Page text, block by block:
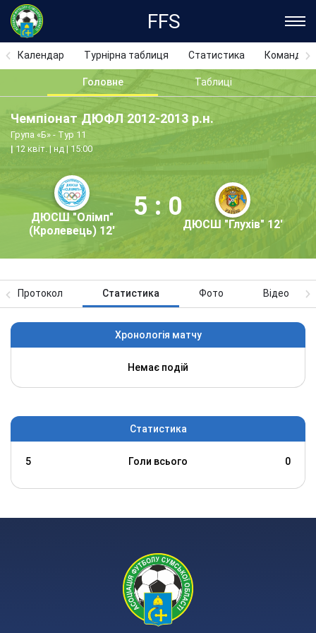
FFS
Календар Турнірна таблиця Статистика Команди
Головне Таблиці
Чемпіонат ДЮФЛ 2012-2013 р.н.
Група «Б» - Тур 11
ДЮСШ "Олімп"
(Кролевець) 12'
5 : 0
ДЮСШ "Глухів" 12'
12 квіт. | нд | 15:00
Протокол Статистика Фото Відео
Хронологія матчу
Немає подій
Статистика
5 Голи всього 0